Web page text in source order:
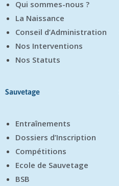
Qui sommes-nous ?
La Naissance
Conseil d’Administration
Nos Interventions
Nos Statuts
Sauvetage
Entraînements
Dossiers d’Inscription
Compétitions
Ecole de Sauvetage
BSB